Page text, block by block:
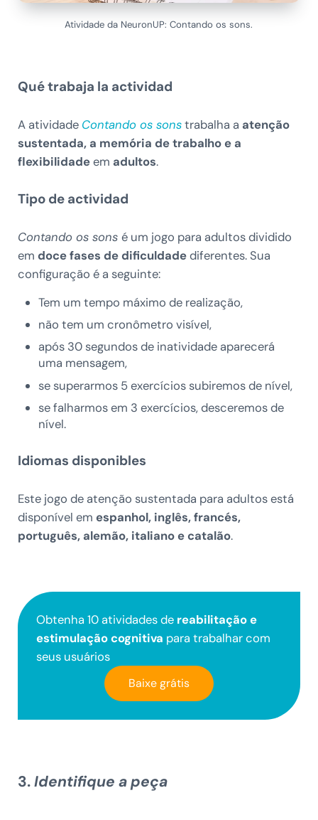
Atividade da NeuronUP: Contando os sons.
Qué trabaja la actividad
A atividade Contando os sonstrabalha a atenção
sustentada, a memória de trabalho e a
flexibilidadeem adultos.
Tipo de actividad
Contando os sons é um jogo para adultos dividido
em doce fases de dificuldadediferentes. Sua
configuração é a seguinte:
Tem um tempo máximo de realização,
não tem um cronômetro visível,
após 30 segundos de inatividade aparecerá
uma mensagem,
se superarmos 5 exercícios subiremos de nível,
se falharmos em 3 exercícios, desceremos de
nível.
Idiomas disponibles
Este jogo de atenção sustentada para adultos está
disponível em espanhol, inglês, francés,
português, alemão, italiano e catalão.
Obtenha 10 atividades de reabilitação e
estimulação cognitiva para trabalhar com
seus usuários
Baixe grátis
3.Identifique a peça